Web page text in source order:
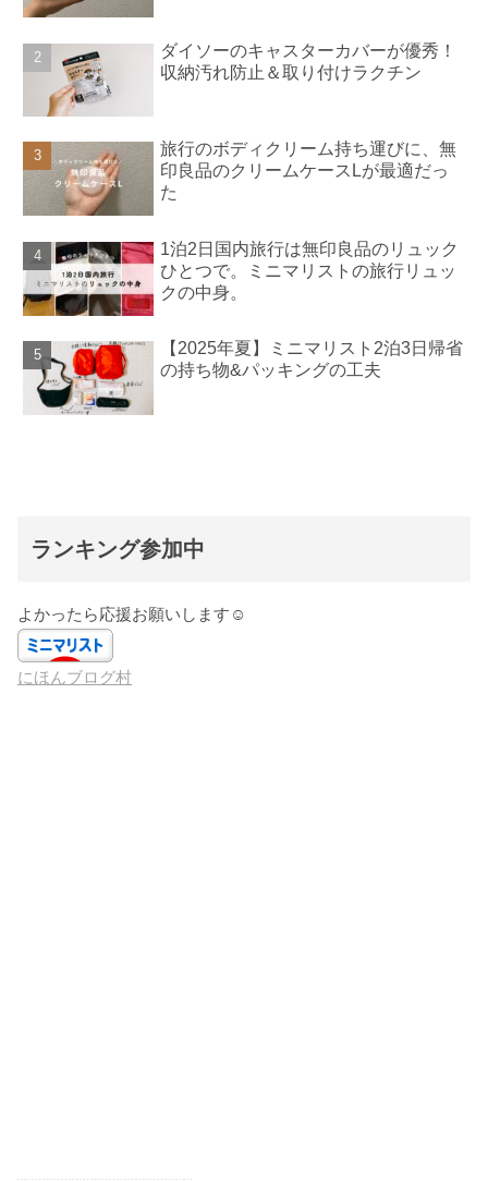
ダイソーのキャスターカバーが優秀！
収納汚れ防止＆取り付けラクチン
旅行のボディクリーム持ち運びに、無
印良品のクリームケースLが最適だっ
た
1泊2日国内旅行は無印良品のリュック
ひとつで。ミニマリストの旅行リュッ
クの中身。
【2025年夏】ミニマリスト2泊3日帰省
の持ち物&パッキングの工夫
ランキング参加中
よかったら応援お願いします☺️
にほんブログ村